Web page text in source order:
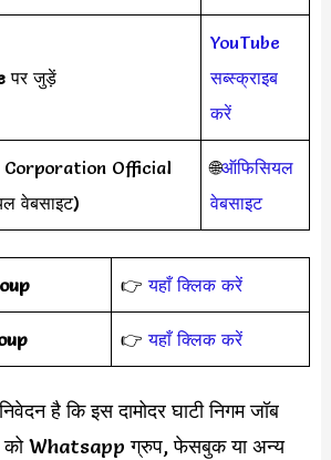
पर जुड़ें
YouTube
सब्स्क्राइब
करें
Corporation Official
वेबसाइट)
🌐ऑफिसियल
वेबसाइट
👉यहाँ क्लिक करें
👉यहाँ क्लिक करें
है कि इस दामोदर घाटी निगम जॉब
को Whatsapp ग्रुप, फेसबुक या अन्य